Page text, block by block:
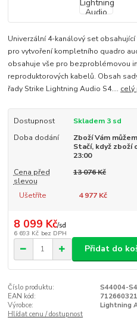
Univerzální 4-kanálový set
pro vytvoření kompletního quadro
obsahuje vše pro bezproblémovou
reproduktorových kabelů. Obsah
řady Strike Lightning Audio S4.... celý
Dostupnost
Skladem 3 sd
Doba dodání
Zboží Vám
Stačí, když
23:00
Cena před
slevou
13 076 Kč
Ušetříte 4 977 Kč
8 099 Kč/sd
6 693 Kč bez DPH
Přidat do
Číslo produktu:
S44004-
EAN kód:
Výrobce:
Lightning
Hlídat cenu / dostupnost